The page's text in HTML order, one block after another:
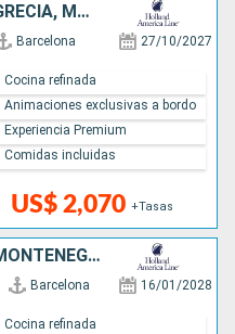
ESPAÑA, FRANCIA, ITALIA, GRECIA, MONTENEGRO
Barcelona 27/10/2027
US$ 2,070 +Tasas
Cocina refinada
Animaciones exclusivas a bordo
Experiencia Premium
Comidas incluidas
ESPAÑA, FRANCIA, ITALIA, MONTENEGRO, TURQUÍA, GRECIA
Barcelona 16/01/2028
Cocina refinada